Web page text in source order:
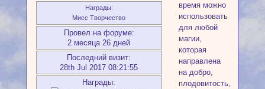
Награды:
Мисс Творчество
Провел на форуме:
2 месяца 26 дней
Последний визит:
28th Jul 2017 08:21:55
Награды:
время можно
использовать
для любой
магии,
которая
направлена
на добро,
плодовитость,